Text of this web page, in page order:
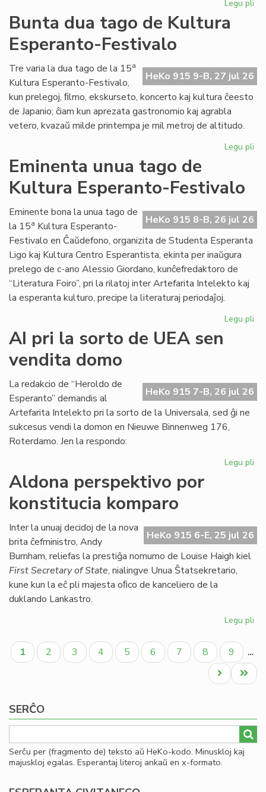
Legu pli
de
Bunta dua tago de Kultura
Esperanto-Festivalo
HeKo 915 9-B, 27 jul 26
Tre varia la dua tago de la 15a
Kultura Esperanto-Festivalo,
kun prelegoj, ﬁlmo, ekskurseto, koncerto kaj kultura ĉeesto
de Japanio; ĉiam kun aprezata gastronomio kaj agrabla
vetero, kvazaŭ milde printempa je mil metroj de altitudo.
Legu pli
Eminenta unua tago de
Kultura Esperanto-Festivalo
HeKo 915 8-B, 26 jul 26
Eminente bona la unua tago de
la 15a Kultura Esperanto-
Festivalo en Ĉaŭdefono, organizita de Studenta Esperanta
Ligo kaj Kultura Centro Esperantista, ekinta per inaŭgura
prelego de c-ano Alessio Giordano, kunĉefredaktoro de
“Literatura Foiro”, pri la rilatoj inter Artefarita Intelekto kaj
la esperanta kulturo, precipe la literaturaj periodaĵoj.
Legu pli
AI pri la sorto de UEA sen
vendita domo
HeKo 915 7-B, 26 jul 26
La redakcio de “Heroldo de
Esperanto” demandis al
Artefarita Intelekto pri la sorto de la Universala, sed ĝi ne
sukcesus vendi la domon en Nieuwe Binnenweg 176,
Roterdamo. Jen la respondo:
Legu pli
de
Aldona perspektivo por
konstitucia komparo
HeKo 915 6-E, 25 jul 26
Inter la unuaj decidoj de la nova
brita ĉefministro, Andy
Burnham, reliefas la prestiĝa nomumo de Louise Haigh kiel
First Secretary of State, nialingve Unua Ŝtatsekretario,
kune kun la eĉ pli majesta oﬁco de kanceliero de la
duklando Lankastro.
Legu pli
Pagination
Aktuala
paĝo
1 Paĝo
2 Paĝo
3 Paĝo
4 Paĝo
5 Paĝo
6 Paĝo
7 Paĝo
8 Paĝo
9 …
Last
page
Next
page
SERĈO
Serĉu per (fragmento de) teksto aŭ HeKo-kodo. Minuskloj kaj
majuskloj egalas. Esperantaj literoj ankaŭ en x-formato.